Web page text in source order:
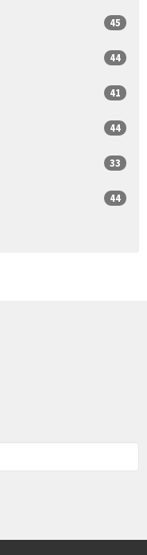
45
44
41
44
33
44